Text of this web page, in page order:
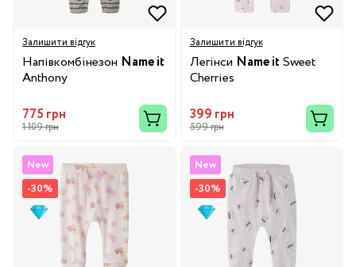
Залишити відгук
Напівкомбінезон Name it
Anthony
775 грн
1 109 грн
Залишити відгук
Легінси Name it Sweet
Cherries
399 грн
599 грн
New
-30%
New
-30%